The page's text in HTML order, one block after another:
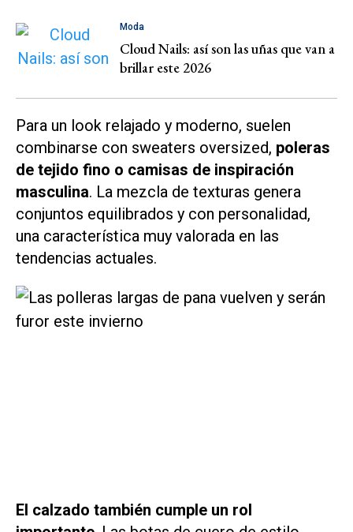
Moda
Cloud Nails: así son las uñas que van a
brillar este 2026
Para un look relajado y moderno, suelen
combinarse con sweaters oversized, poleras
de tejido fino o camisas de inspiración
masculina. La mezcla de texturas genera
conjuntos equilibrados y con personalidad,
una característica muy valorada en las
tendencias actuales.
El calzado también cumple un rol